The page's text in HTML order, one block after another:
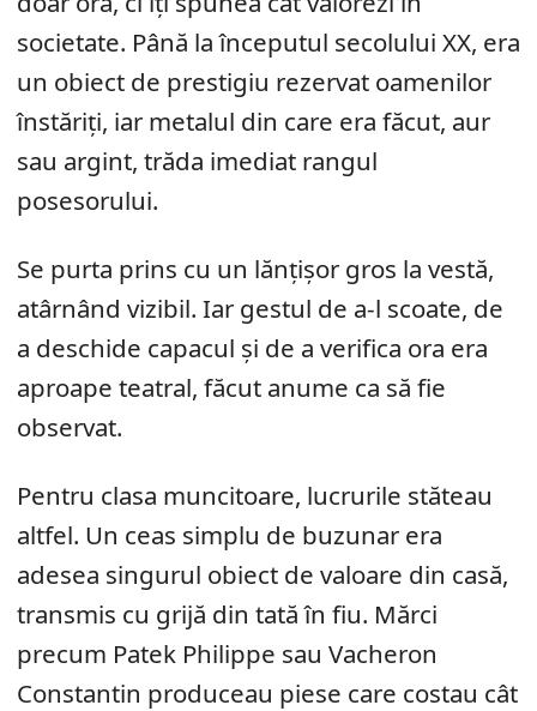
societate. Până la începutul secolului XX, era
un obiect de prestigiu rezervat oamenilor
înstăriți, iar metalul din care era făcut, aur
sau argint, trăda imediat rangul
posesorului.
Se purta prins cu un lănțișor gros la vestă,
atârnând vizibil. Iar gestul de a-l scoate, de
a deschide capacul și de a verifica ora era
aproape teatral, făcut anume ca să fie
observat.
Pentru clasa muncitoare, lucrurile stăteau
altfel. Un ceas simplu de buzunar era
adesea singurul obiect de valoare din casă,
transmis cu grijă din tată în fiu. Mărci
precum Patek Philippe sau Vacheron
Constantin produceau piese care costau cât